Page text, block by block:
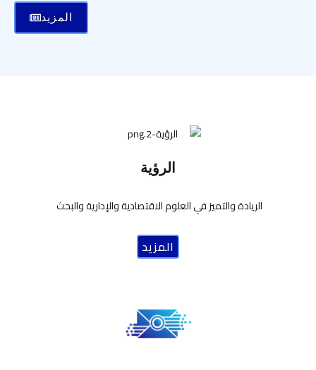
المزيد
الرؤية
الريادة والتميز في العلوم الاقتصادية والإدارية والبحث
المزيد